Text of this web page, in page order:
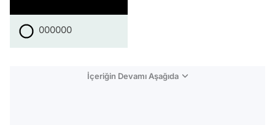
000000
İçeriğin Devamı Aşağıda